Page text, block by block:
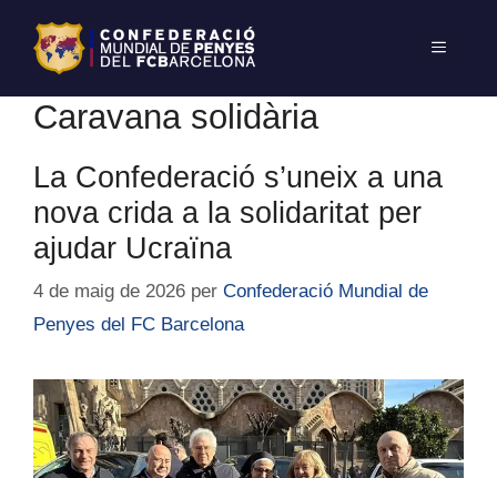
Caravana solidària
La Confederació s’uneix a una
nova crida a la solidaritat per
ajudar Ucraïna
4 de maig de 2026 per Confederació Mundial de
Penyes del FC Barcelona